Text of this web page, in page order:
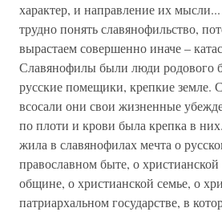
характер, и направление их
трудно понять славянофильство,
вырастаем совершенно иначе –
Славянофилы были люди родового
русские помещики, крепкие земле.
всосали они свои жизненные
по плоти и крови была крепка в
жила в славянофилах мечта о
православном быте, о христианской
общине, о христианской семье, о
патриархальном государстве, в